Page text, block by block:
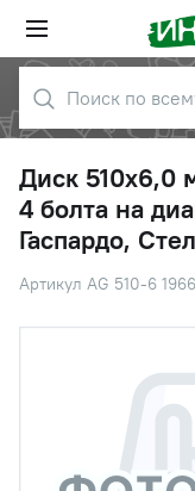
Диск 510х6,0
4 болта на
Гаспардо,
Артикул AG 510-6